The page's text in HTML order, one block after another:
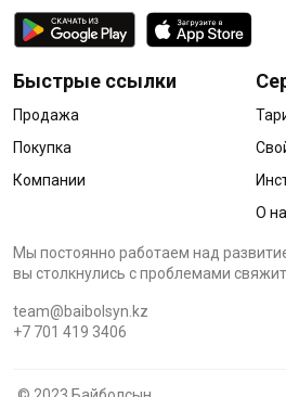
Быстрые ссылки
Продажа
Покупка
Компании
О
Мы постоянно работаем над
вы столкнулись с проблемами
team@baibolsyn.kz
+7 701 419 3406